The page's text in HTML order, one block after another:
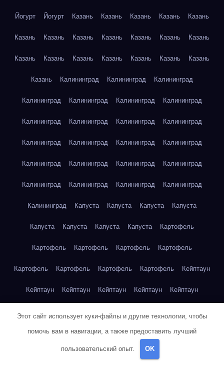
Йогурт Йогурт Казань Казань Казань Казань Казань
Казань Казань Казань Казань Казань Казань Казань
Казань Казань Казань Казань Казань Казань Казань
Казань Калининград Калининград Калининград
Калининград Калининград Калининград Калининград
Калининград Калининград Калининград Калининград
Калининград Калининград Калининград Калининград
Калининград Калининград Калининград Калининград
Калининград Калининград Калининград Калининград
Калининград Капуста Капуста Капуста Капуста
Капуста Капуста Капуста Капуста Картофель
Картофель Картофель Картофель Картофель
Картофель Картофель Картофель Картофель Кейптаун
Кейптаун Кейптаун Кейптаун Кейптаун Кейптаун
Кейптаун Кейптаун Кейптаун Кейптаун Кейптаун
Кейптаун Кейптаун Кейптаун
Этот сайт использует куки-файлы и другие технологии, чтобы
помочь вам в навигации, а также предоставить лучший
пользовательский опыт. OK